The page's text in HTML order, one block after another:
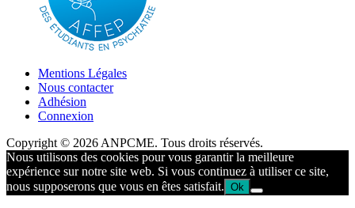
Mentions Légales
Nous contacter
Adhésion
Connexion
Copyright © 2026 ANPCME. Tous droits réservés.
Nous utilisons des cookies pour vous garantir la meilleure
expérience sur notre site web. Si vous continuez à utiliser ce site,
nous supposerons que vous en êtes satisfait. Ok